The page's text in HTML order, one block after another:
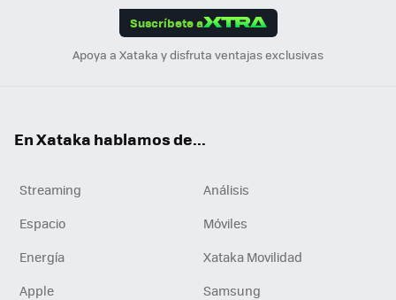
Suscríbete a
Apoya a Xataka y disfruta ventajas exclusivas
En Xataka hablamos de...
Streaming
Análisis
Espacio
Móviles
Energía
Xataka Movilidad
Apple
Samsung